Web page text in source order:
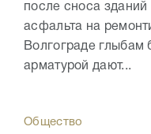
после сноса
асфальта на
Волгограде глыбам
арматурой дают...
Общество